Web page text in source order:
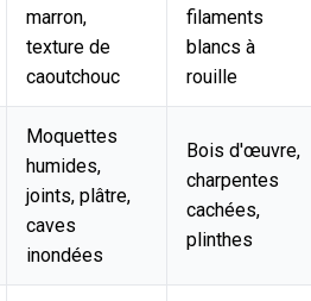
marron,
texture de
caoutchouc
filaments
blancs à
rouille
Moquettes
humides,
joints, plâtre,
caves
inondées
Bois d'œuvre,
charpentes
cachées,
plinthes